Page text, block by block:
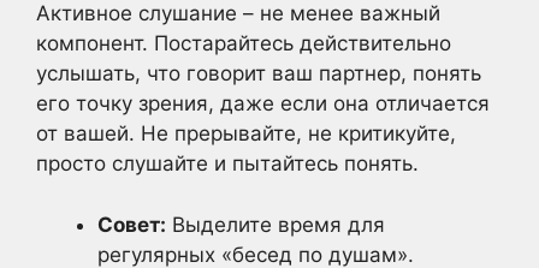
Активное слушание – не менее важный
компонент. Постарайтесь действительно
услышать, что говорит ваш партнер, понять
его точку зрения, даже если она отличается
от вашей. Не прерывайте, не критикуйте,
просто слушайте и пытайтесь понять.
Совет: Выделите время для
регулярных «бесед по душам».